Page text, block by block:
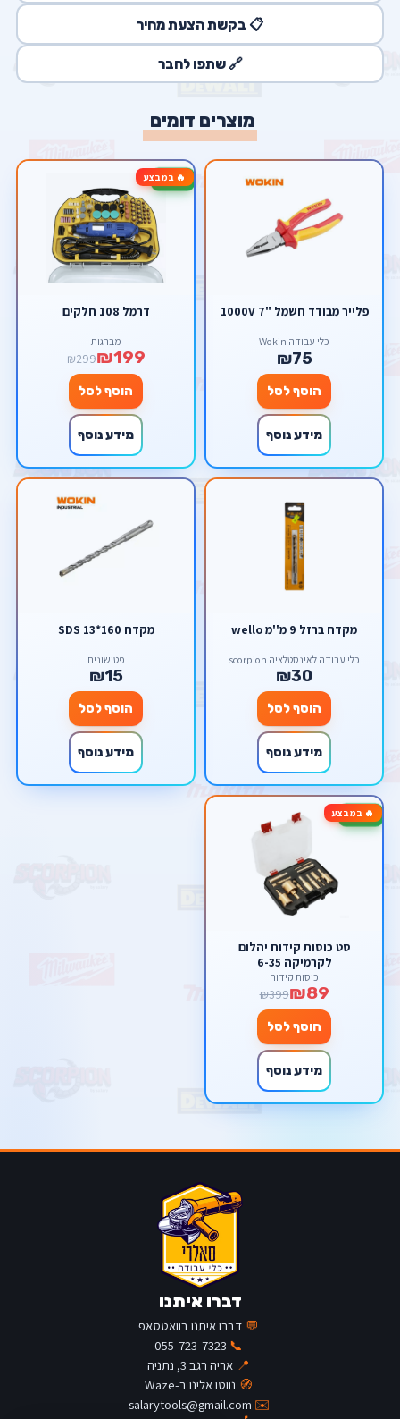
📋 בקשת הצעת מחיר
🔗 שתפו לחבר
מוצרים דומים
פלייר מבודד חשמל "7 1000V
כלי עבודה Wokin
₪75
הוסף לסל
מידע נוסף
🔥 במבצע-33%
דרמל 108 חלקים
מברגות
₪199
₪299
הוסף לסל
מידע נוסף
מקדח ברזל 9 מ''מ wello
כלי עבודה לאינסטלציה scorpion
₪30
הוסף לסל
מידע נוסף
מקדח SDS 13*160
פטישונים
₪15
הוסף לסל
מידע נוסף
🔥 במבצע-78%
סט כוסות קידוח יהלום
לקרמיקה 6-35
כוסות קידוח
₪89
₪399
הוסף לסל
מידע נוסף
דברו איתנו
💬 דברו איתנו בוואטסאפ
📞
055-723-7323
📍 אריה רגב 3, נתניה
🧭 נווטו אלינו ב-Waze
✉️
salarytools@gmail.com